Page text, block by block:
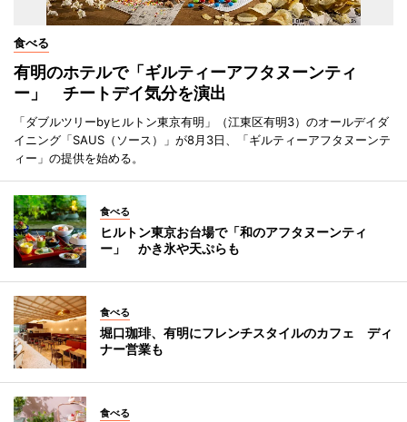
食べる
有明のホテルで「ギルティーアフタヌーンティ
ー」 チートデイ気分を演出
「ダブルツリーbyヒルトン東京有明」（江東区有明3）のオールデイダ
イニング「SAUS（ソース）」が8月3日、「ギルティーアフタヌーンテ
ィー」の提供を始める。
食べる
ヒルトン東京お台場で「和のアフタヌーンティ
ー」 かき氷や天ぷらも
食べる
堀口珈琲、有明にフレンチスタイルのカフェ ディ
ナー営業も
食べる